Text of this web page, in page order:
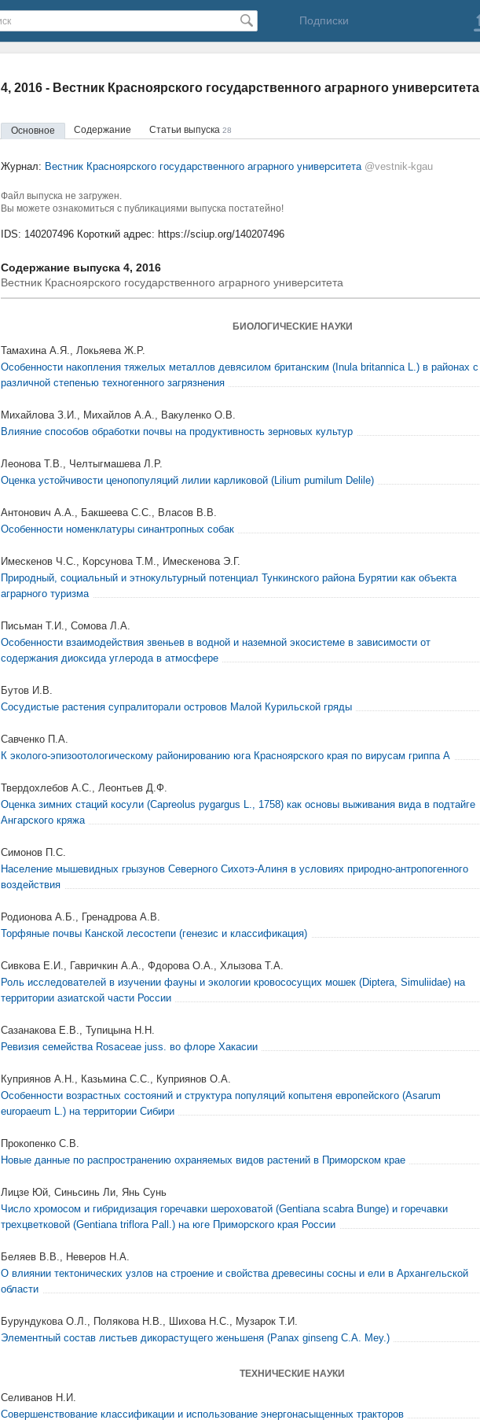
Подписки
4, 2016 - Вестник Красноярского государственного аграрного университета
Основное Содержание Статьи выпуска 28
Журнал: Вестник Красноярского государственного аграрного университета @vestnik-kgau
Файл выпуска не загружен.
Вы можете ознакомиться с публикациями выпуска постатейно!
IDS: 140207496 Короткий адрес: https://sciup.org/140207496
Содержание выпуска 4, 2016
Вестник Красноярского государственного аграрного университета
БИОЛОГИЧЕСКИЕ НАУКИ
Тамахина А.Я., Локьяева Ж.Р.
Особенности накопления тяжелых металлов девясилом британским (Inula britannica L.) в районах с
различной степенью техногенного загрязнения
Михайлова З.И., Михайлов А.А., Вакуленко О.В.
Влияние способов обработки почвы на продуктивность зерновых культур
Леонова Т.В., Челтыгмашева Л.Р.
Оценка устойчивости ценопопуляций лилии карликовой (Lilium pumilum Delile)
Антонович А.А., Бакшеева С.С., Власов В.В.
Особенности номенклатуры синантропных собак
Имескенов Ч.С., Корсунова Т.М., Имескенова Э.Г.
Природный, социальный и этнокультурный потенциал Тункинского района Бурятии как объекта
аграрного туризма
Письман Т.И., Сомова Л.А.
Особенности взаимодействия звеньев в водной и наземной экосистеме в зависимости от
содержания диоксида углерода в атмосфере
Бутов И.В.
Сосудистые растения супралиторали островов Малой Курильской гряды
Савченко П.А.
К эколого-эпизоотологическому районированию юга Красноярского края по вирусам гриппа А
Твердохлебов А.С., Леонтьев Д.Ф.
Оценка зимних стаций косули (Capreolus pygargus L., 1758) как основы выживания вида в подтайге
Ангарского кряжа
Симонов П.С.
Население мышевидных грызунов Северного Сихотэ-Алиня в условиях природно-антропогенного
воздействия
Родионова А.Б., Гренадрова А.В.
Торфяные почвы Канской лесостепи (генезис и классификация)
Сивкова Е.И., Гавричкин А.А., Фдорова О.А., Хлызова Т.А.
Роль исследователей в изучении фауны и экологии кровососущих мошек (Diptera, Simuliidae) на
территории азиатской части России
Сазанакова Е.В., Тупицына Н.Н.
Ревизия семейства Rosaceae juss. во флоре Хакасии
Куприянов А.Н., Казьмина С.С., Куприянов О.А.
Особенности возрастных состояний и структура популяций копытеня европейского (Asarum
europaeum L.) на территории Сибири
Прокопенко С.В.
Новые данные по распространению охраняемых видов растений в Приморском крае
Лицзе Юй, Синьсинь Ли, Янь Сунь
Число хромосом и гибридизация горечавки шероховатой (Gentiana scabra Bunge) и горечавки
трехцветковой (Gentiana triflora Pall.) на юге Приморского края России
Беляев В.В., Неверов Н.А.
О влиянии тектонических узлов на строение и свойства древесины сосны и ели в Архангельской
области
Бурундукова О.Л., Полякова Н.В., Шихова Н.С., Музарок Т.И.
Элементный состав листьев дикорастущего женьшеня (Panax ginseng C.A. Mey.)
ТЕХНИЧЕСКИЕ НАУКИ
Селиванов Н.И.
Совершенствование классификации и использование энергонасыщенных тракторов